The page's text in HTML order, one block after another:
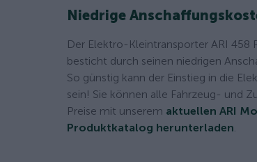
Niedrige
Der Elektro-Kleintransporter ARI 458
besticht durch seinen niedrigen
So günstig kann der Einstieg in die
sein! Sie können alle Fahrzeug- und
Preise mit unserem aktuellen ARI
Produktkatalog herunterladen.